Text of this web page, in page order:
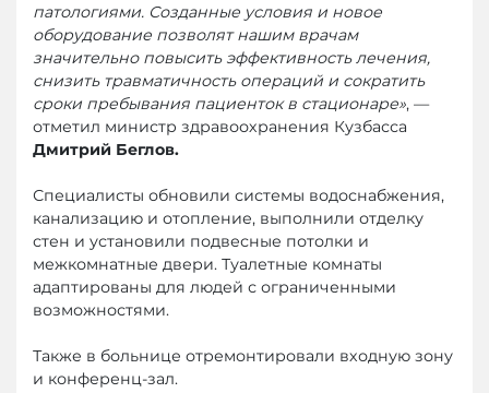
патологиями. Созданные условия и новое
оборудование позволят нашим врачам
значительно повысить эффективность лечения,
снизить травматичность операций и сократить
сроки пребывания пациенток в стационаре», —
отметил министр здравоохранения Кузбасса
Дмитрий Беглов.
Специалисты обновили системы водоснабжения,
канализацию и отопление, выполнили отделку
стен и установили подвесные потолки и
межкомнатные двери. Туалетные комнаты
адаптированы для людей с ограниченными
возможностями.
Также в больнице отремонтировали входную зону
и конференц-зал.